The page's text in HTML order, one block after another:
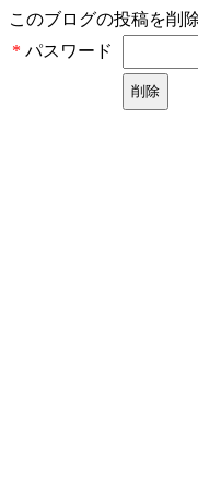
このブログの投稿を削
パスワード